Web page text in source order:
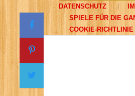
DATENSCHUTZ
SPIELE FÜR DIE
COOKIE-RICHTLINIE